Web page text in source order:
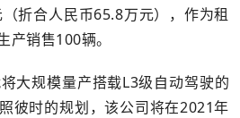
折合人民币65.8万元），作为租
产销售100辆。
大规模量产搭载L3级自动驾驶的
彼时的规划，该公司将在2021年